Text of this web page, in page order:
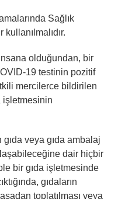
Sağlık
olduğundan, bir
19 testinin pozitif
mercilerce bildirilen
işletmesinin
veya gıda ambalaj
dair hiçbir
bir gıda işletmesinde
gıdaların
toplatılması veya